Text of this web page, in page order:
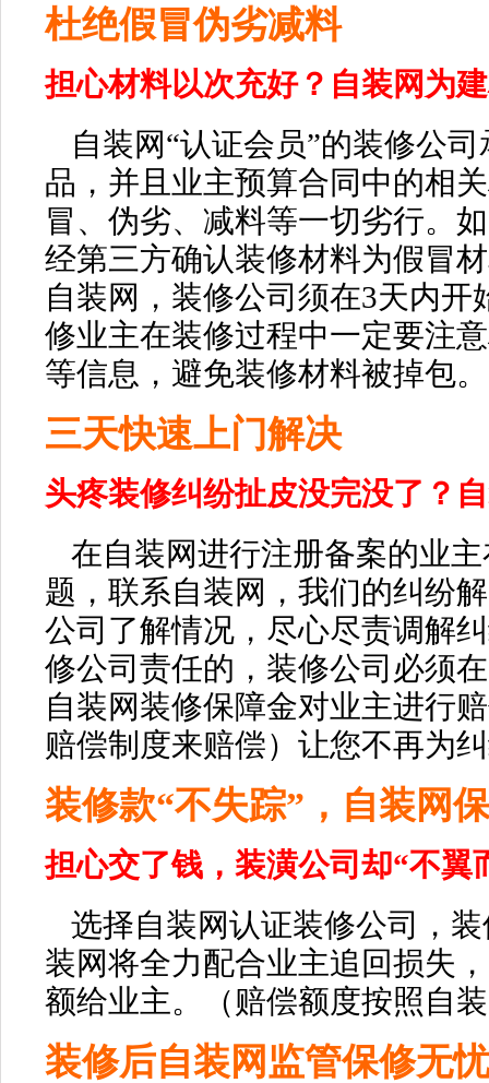
杜绝假冒伪劣减料
担心材料以次充好？ 自装网 为
自装网“认证会员”的装修公
品，并且业主预算合同中的相
冒、伪劣、减料等一切劣行。
经第三方确认装修材料为假冒
自装网，装修公司须在3天内
修业主在装修过程中一定要注
等信息，避免装修材料被掉包。
三天快速上门解决
头疼装修纠纷扯皮没完没了？
在自装网进行注册备案的业
题，联系自装网，我们的纠纷
公司了解情况，尽心尽责调解
修公司责任的，装修公司必须
自装网装修保障金对业主进行
赔偿制度来赔偿）让您不再为
装修款“不失踪”， 自装网
担心交了钱，装潢公司却“不翼
选择自装网认证装修公司，
装网将全力配合业主追回损失
额给业主。（赔偿额度按照自
装修后自装网 监管保修无忧